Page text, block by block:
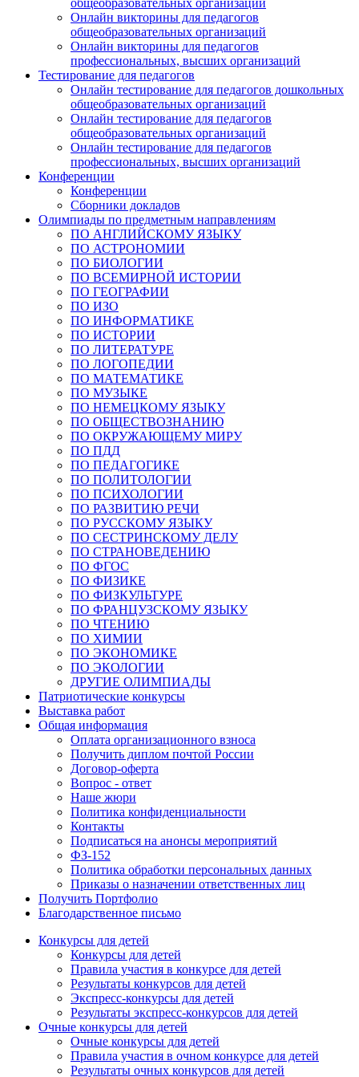
общеобразовательных организаций
Онлайн викторины для педагогов
общеобразовательных организаций
Онлайн викторины для педагогов
профессиональных, высших организаций
Тестирование для педагогов
Онлайн тестирование для педагогов дошкольных
общеобразовательных организаций
Онлайн тестирование для педагогов
общеобразовательных организаций
Онлайн тестирование для педагогов
профессиональных, высших организаций
Конференции
Конференции
Сборники докладов
Олимпиады по предметным направлениям
ПО АНГЛИЙСКОМУ ЯЗЫКУ
ПО АСТРОНОМИИ
ПО БИОЛОГИИ
ПО ВСЕМИРНОЙ ИСТОРИИ
ПО ГЕОГРАФИИ
ПО ИЗО
ПО ИНФОРМАТИКЕ
ПО ИСТОРИИ
ПО ЛИТЕРАТУРЕ
ПО ЛОГОПЕДИИ
ПО МАТЕМАТИКЕ
ПО МУЗЫКЕ
ПО НЕМЕЦКОМУ ЯЗЫКУ
ПО ОБЩЕСТВОЗНАНИЮ
ПО ОКРУЖАЮЩЕМУ МИРУ
ПО ПДД
ПО ПЕДАГОГИКЕ
ПО ПОЛИТОЛОГИИ
ПО ПСИХОЛОГИИ
ПО РАЗВИТИЮ РЕЧИ
ПО РУССКОМУ ЯЗЫКУ
ПО СЕСТРИНСКОМУ ДЕЛУ
ПО СТРАНОВЕДЕНИЮ
ПО ФГОС
ПО ФИЗИКЕ
ПО ФИЗКУЛЬТУРЕ
ПО ФРАНЦУЗСКОМУ ЯЗЫКУ
ПО ЧТЕНИЮ
ПО ХИМИИ
ПО ЭКОНОМИКЕ
ПО ЭКОЛОГИИ
ДРУГИЕ ОЛИМПИАДЫ
Патриотические конкурсы
Выставка работ
Общая информация
Оплата организационного взноса
Получить диплом почтой России
Договор-оферта
Вопрос - ответ
Наше жюри
Политика конфиденциальности
Контакты
Подписаться на анонсы мероприятий
ФЗ-152
Политика обработки персональных данных
Приказы о назначении ответственных лиц
Получить Портфолио
Благодарственное письмо
Конкурсы для детей
Конкурсы для детей
Правила участия в конкурсе для детей
Результаты конкурсов для детей
Экспресс-конкурсы для детей
Результаты экспресс-конкурсов для детей
Очные конкурсы для детей
Очные конкурсы для детей
Правила участия в очном конкурсе для детей
Результаты очных конкурсов для детей